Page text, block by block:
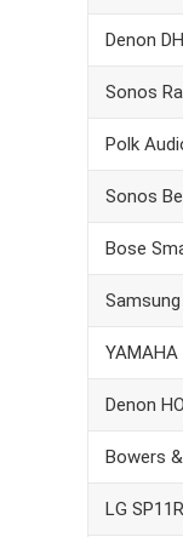
Denon
Sonos
Polk
Sonos
Bose
YAMAHA
Denon
Bowers
LG